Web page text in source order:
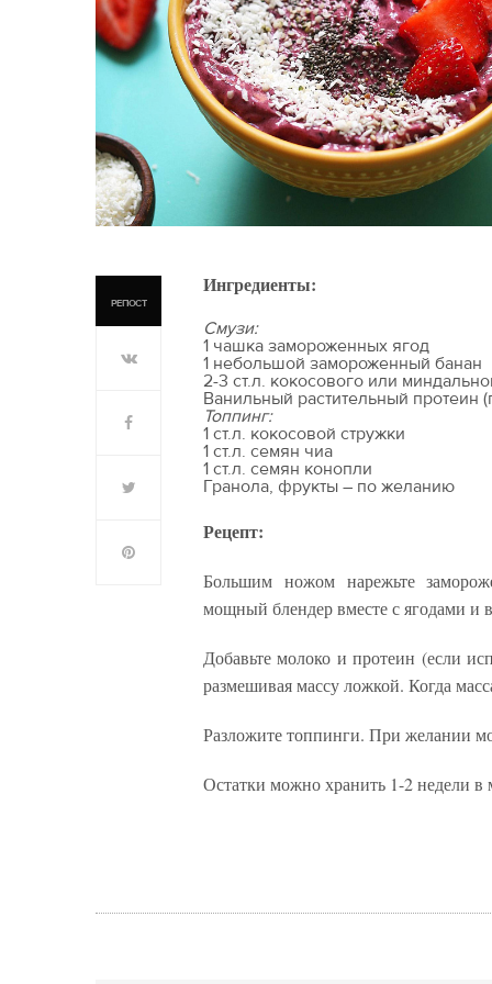
РЕПОСТ
Ингредиенты:
Смузи:
1 чашка замороженных ягод
1 небольшой замороженный банан
2-3 ст.л. кокосового или
Ванильный растительный протеин
Топпинг:
1 ст.л. кокосовой стружки
1 ст.л. семян чиа
1 ст.л. семян конопли
Гранола, фрукты – по желанию
Рецепт:
Большим ножом нарежьте
мощный блендер вместе с ягодами и
Добавьте молоко и протеин (если
размешивая массу ложкой. Когда
Разложите топпинги. При желании
Остатки можно хранить 1-2 недели в